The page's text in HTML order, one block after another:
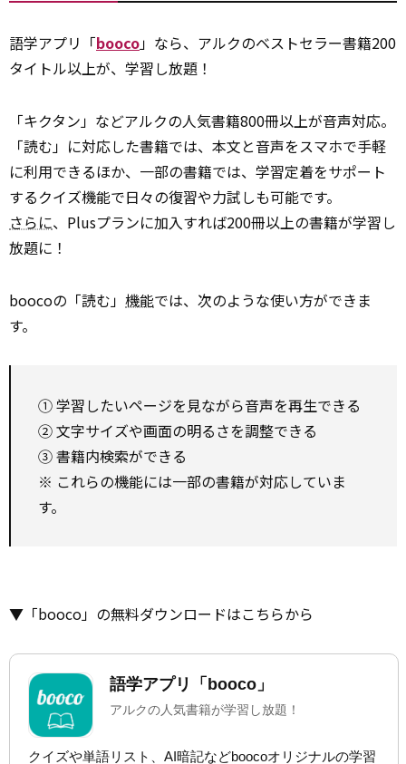
語学アプリ「booco」なら、アルクのベストセラー書籍200
タイトル以上が、学習し放題！
「キクタン」などアルクの人気書籍800冊以上が音声対応。
「読む」に対応した書籍では、本文と音声をスマホで手軽
に利用できるほか、一部の書籍では、学習定着をサポート
するクイズ機能で日々の復習や力試しも可能です。
さらに、Plusプランに加入すれば200冊以上の書籍が学習し
放題に！
boocoの「読む」 機能では、次のような使い方ができま
す。
① 学習したいページを見ながら音声を再生できる
② 文字サイズや画面の明るさを調整できる
③ 書籍内検索ができる
※ これらの機能には一部の書籍が対応していま
す。
▼「booco」の無料ダウンロードはこちらから